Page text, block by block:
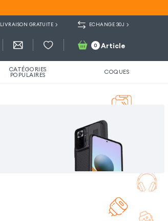
LIVRAISON GRATUITE ECHANGE 30J
0 Article
CATÉGORIES
POPULAIRES COQUES